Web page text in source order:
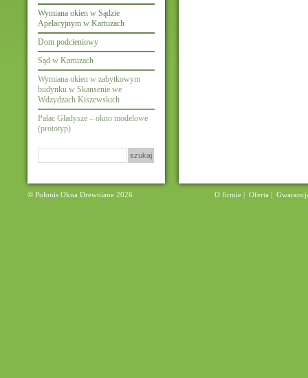
Wymiana okien w Sądzie
Apelacyjnym w Kartuzach
Dom podcieniowy
Sąd w Kartuzach
Wymiana okien w zabytkowym
budynku w Skansenie we
Wdzydzach Kiszewskich
Pałac Gładysze – okno modelowe
(prototyp)
© Polonis Okna Drewniane 2026 O firmie | Oferta |